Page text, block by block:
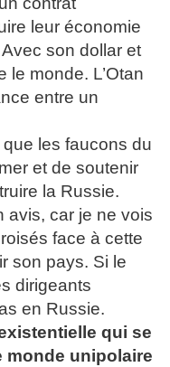
leur économie
son dollar et
le monde. L’Otan
entre un
que les faucons du
et de soutenir
la Russie.
avis, car je ne vois
face à cette
son pays. Si le
dirigeants
en Russie.
qui se
monde unipolaire